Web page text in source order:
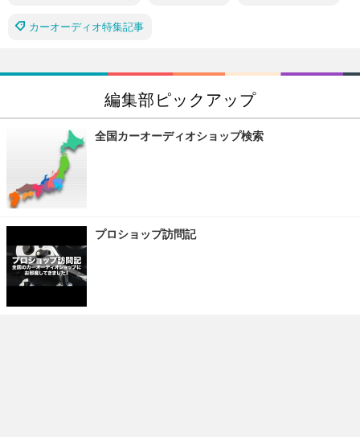
カーオーディオ特集記事
編集部ピックアップ
全国カーオーディオショップ検索
プロショップ訪問記